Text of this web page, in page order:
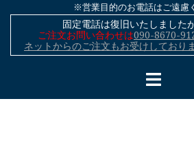
※営業目的のお電話はご遠慮
固定電話は復旧いたしました
ご注文お問い合わせは090-8670-
ネットからのご注文もお受けしておりま